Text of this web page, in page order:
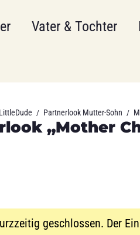
Vater & Tochter
/ Partnerlook Mutter-Sohn /
„Mother
geschlossen. Der